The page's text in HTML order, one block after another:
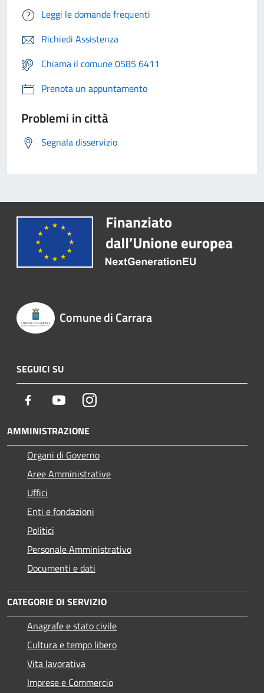
Leggi le domande frequenti
Richiedi Assistenza
Chiama il comune 0585 6411
Prenota un appuntamento
Problemi in città
Segnala disservizio
Comune di Carrara
SEGUICI SU
Facebook YoutubeInstagram
AMMINISTRAZIONE
Organi di Governo
Aree Amministrative
Uffici
Enti e fondazioni
Politici
Personale Amministrativo
Documenti e dati
CATEGORIE DI SERVIZIO
Anagrafe e stato civile
Cultura e tempo libero
Vita lavorativa
Imprese e Commercio